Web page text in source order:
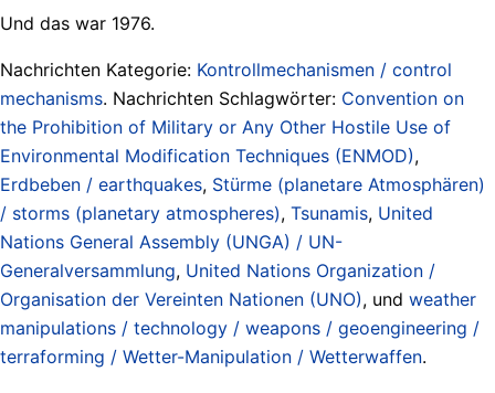
Und das war 1976.
Nachrichten Kategorie: Kontrollmechanismen / control
mechanisms. Nachrichten Schlagwörter: Convention on
the Prohibition of Military or Any Other Hostile Use of
Environmental Modification Techniques (ENMOD),
Erdbeben / earthquakes, Stürme (planetare Atmosphären)
/ storms (planetary atmospheres), Tsunamis, United
Nations General Assembly (UNGA) / UN-
Generalversammlung, United Nations Organization /
Organisation der Vereinten Nationen (UNO), und weather
manipulations / technology / weapons / geoengineering /
terraforming / Wetter-Manipulation / Wetterwaffen.